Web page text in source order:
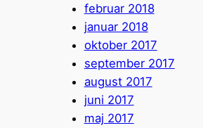
februar 2018
januar 2018
oktober 2017
september 2017
august 2017
juni 2017
maj 2017